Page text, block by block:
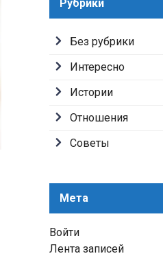
Рубрики
Без рубрики
Интересно
Истории
Отношения
Советы
Мета
Войти
Лента записей